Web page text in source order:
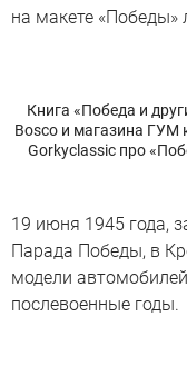
на макете «Победы»
Книга «Победа и
Bosco и магазина ГУМ
Gorkyclassic про
19 июня 1945 года,
Парада Победы, в
модели
послевоенные годы.